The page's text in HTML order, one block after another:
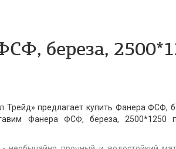
береза,
предлагает купить Фанера ФСФ,
Фанера ФСФ, береза, 2500*1250